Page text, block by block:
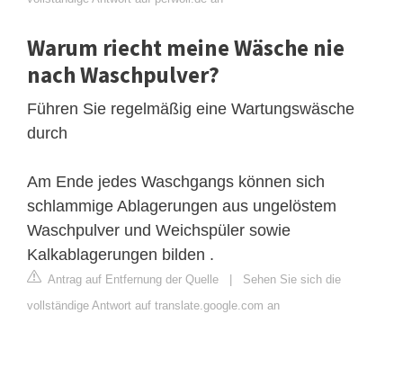
Warum riecht meine Wäsche nie
nach Waschpulver?
Führen Sie regelmäßig eine Wartungswäsche
durch
Am Ende jedes Waschgangs können sich
schlammige Ablagerungen aus ungelöstem
Waschpulver und Weichspüler sowie
Kalkablagerungen bilden .
Antrag auf Entfernung der Quelle | Sehen Sie sich die
vollständige Antwort auf translate.google.com an